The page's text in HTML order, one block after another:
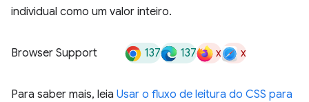
individual como um valor inteiro.
Browser Support 137 137 x x
Para saber mais, leia Usar o fluxo de leitura do CSS para